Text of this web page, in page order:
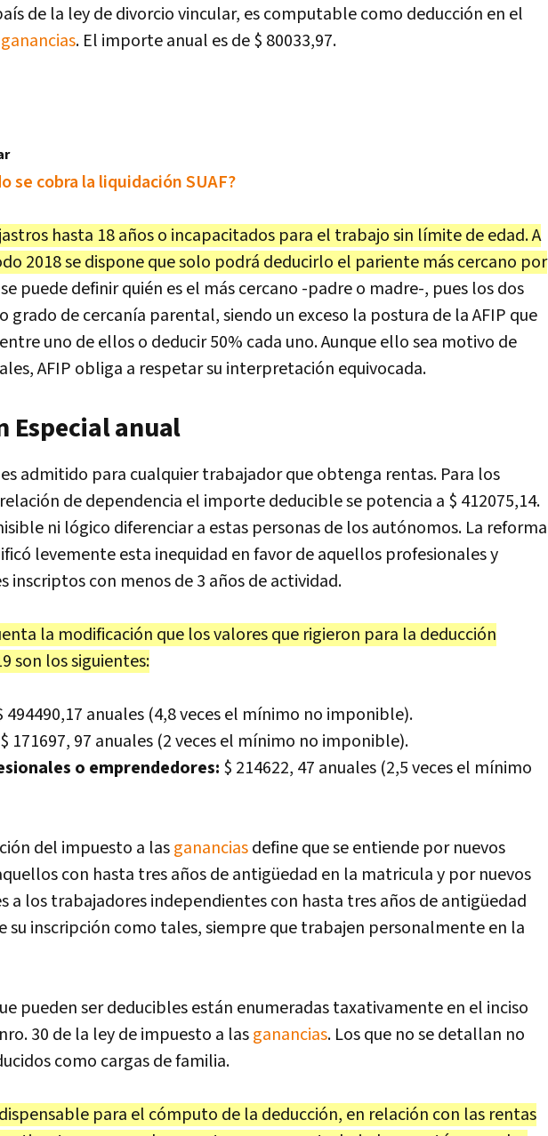
de la ley de divorcio vincular, es computable como deducción en el
ganancias. El importe anual es de $ 80033,97.
se cobra la liquidación SUAF?
hasta 18 años o incapacitados para el trabajo sin límite de edad. A
2018 se dispone que solo podrá deducirlo el pariente más cercano por
puede definir quién es el más cercano -padre o madre-, pues los dos
grado de cercanía parental, siendo un exceso la postura de la AFIP que
uno de ellos o deducir 50% cada uno. Aunque ello sea motivo de
AFIP obliga a respetar su interpretación equivocada.
Especial anual
admitido para cualquier trabajador que obtenga rentas. Para los
de dependencia el importe deducible se potencia a $ 412075,14.
ni lógico diferenciar a estas personas de los autónomos. La reforma
levemente esta inequidad en favor de aquellos profesionales y
inscriptos con menos de 3 años de actividad.
la modificación que los valores que rigieron para la deducción
son los siguientes:
494490,17 anuales (4,8 veces el mínimo no imponible).
$ 171697, 97 anuales (2 veces el mínimo no imponible).
o emprendedores: $ 214622, 47 anuales (2,5 veces el mínimo
del impuesto a lasgananciasdefine que se entiende por nuevos
con hasta tres años de antigüedad en la matricula y por nuevos
a los trabajadores independientes con hasta tres años de antigüedad
su inscripción como tales, siempre que trabajen personalmente en la
pueden ser deducibles están enumeradas taxativamente en el inciso
30 de la ley de impuesto a lasganancias. Los que no se detallan no
como cargas de familia.
para el cómputo de la deducción, en relación con las rentas